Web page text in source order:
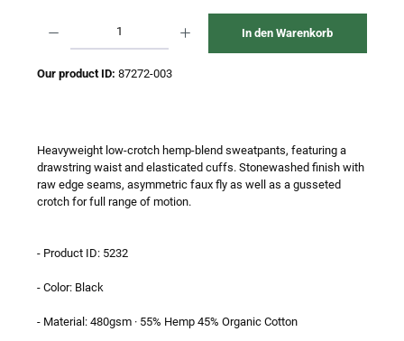
In den Warenkorb
Our product ID: 87272-003
Heavyweight low-crotch hemp-blend sweatpants, featuring a
drawstring waist and elasticated cuffs. Stonewashed finish with
raw edge seams, asymmetric faux fly as well as a gusseted
crotch for full range of motion.
- Product ID: 5232
- Color: Black
- Material: 480gsm · 55% Hemp 45% Organic Cotton